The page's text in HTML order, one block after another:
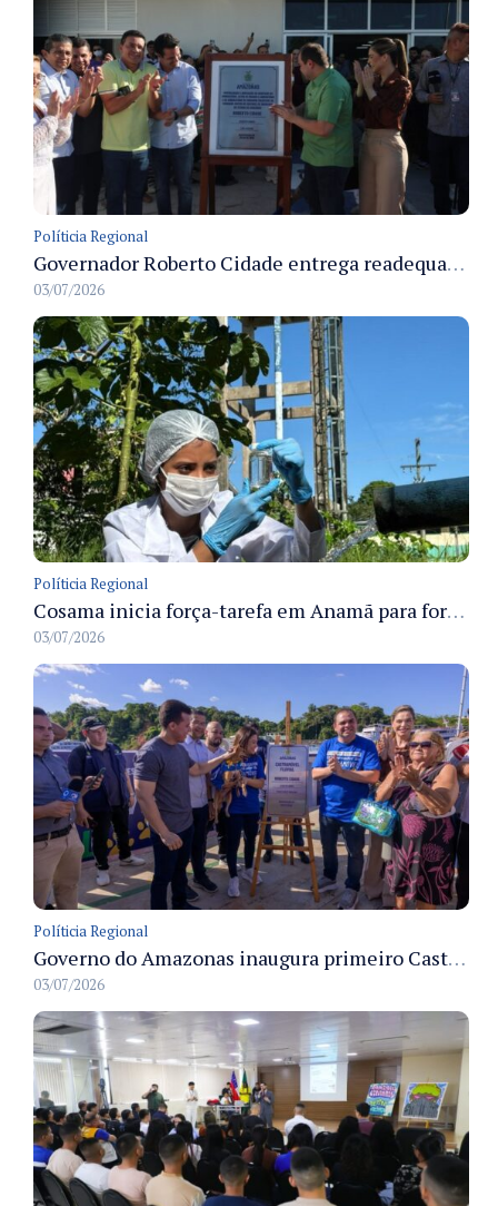
Políticia Regional
Governador Roberto Cidade entrega readequação do ambulatório da FCecon e amplia capacidade de atendimento oncológico em Manaus
03/07/2026
Políticia Regional
Cosama inicia força-tarefa em Anamã para fortalecer abastecimento de água e segurança hídrica da população
03/07/2026
Políticia Regional
Governo do Amazonas inaugura primeiro Castramóvel Fluvial para atendimento veterinário às comunidades ribeirinhas e castração gratuita
03/07/2026